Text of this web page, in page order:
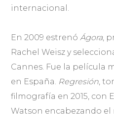
internacional.
En 2009 estrenó Ágora,
Rachel Weisz y
Cannes. Fue la película
en España. Regresión ,
filmografía en 2015, con
Watson encabezando